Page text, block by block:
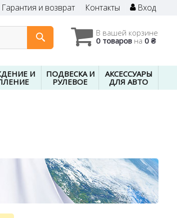
Гарантия и возврат Контакты Вход
В вашей корзине
0 товаров на 0 ₴
И
ПОДВЕСКА И
РУЛЕВОЕ
АКСЕССУАРЫ
ДЛЯ АВТО